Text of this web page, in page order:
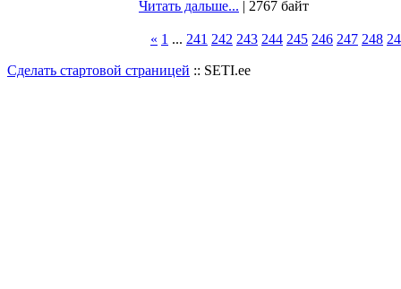
Читать дальше... | 2767 байт
« 1 ... 241 242 243 244 245 246 247 248
Сделать стартовой страницей :: SETI.ee